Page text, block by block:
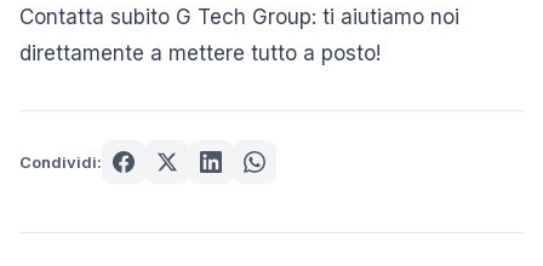
Contatta subito G Tech Group: ti aiutiamo noi
direttamente a mettere tutto a posto!
Condividi: